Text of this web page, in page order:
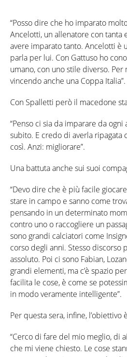
“Posso dire che ho imparato
Ancelotti, un allenatore con tanta
avere imparato tanto. Ancelotti è
parla per lui. Con Gattuso ho
umano, con uno stile diverso.
vincendo anche una Coppa Italia”.
Con Spalletti però il macedone
“Penso ci sia da imparare da
subito. E credo di averla ripagata
così. Anzi: migliorare”.
Una battuta anche sui suoi
“Devo dire che è più facile
stare in campo e sanno come
pensando in un determinato
contro uno o raccogliere un
sono grandi calciatori come
corso degli anni. Stesso
assoluto. Poi ci sono Fabian,
grandi elementi, ma c’è spazio
facilita le cose, è come se
in modo veramente intelligente”.
Per questa sera, infine, l’obiettivo
“Cerco di fare del mio meglio, di
che mi viene chiesto. Le cose